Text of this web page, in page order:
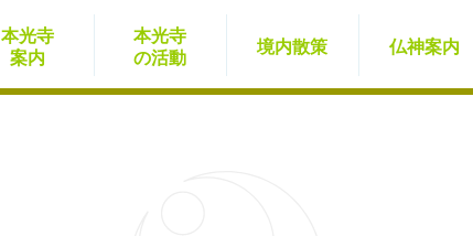
本光寺
案内
本光寺
の活動
境内散策 仏神案内